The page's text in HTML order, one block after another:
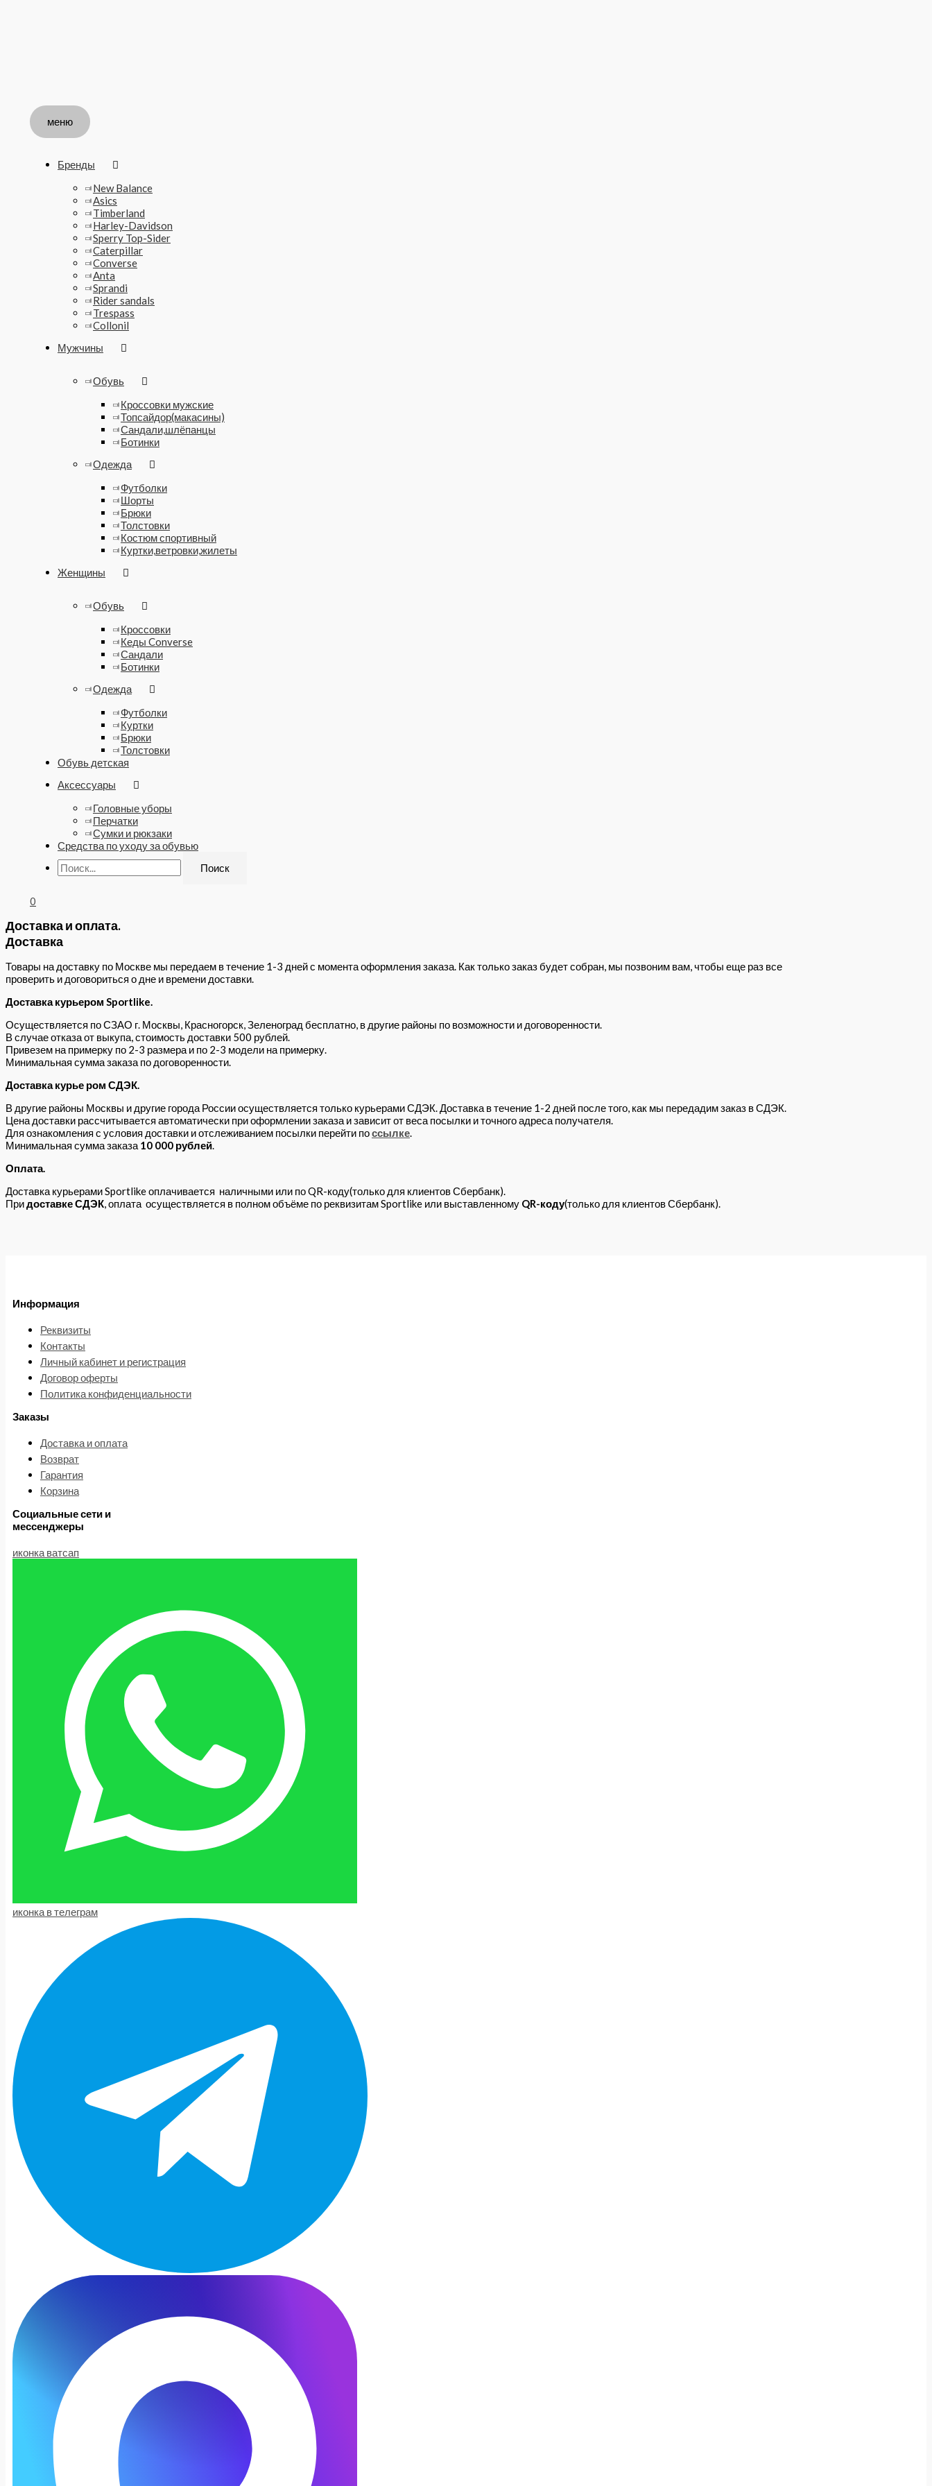
меню
Бренды
New Balance
Asics
Timberland
Harley-Davidson
Sperry Top-Sider
Caterpillar
Converse
Anta
Sprandi
Rider sandals
Trespass
Collonil
Мужчины
Обувь
Кроссовки мужские
Топсайдор(макасины)
Сандали,шлёпанцы
Ботинки
Одежда
Футболки
Шорты
Брюки
Толстовки
Костюм спортивный
Куртки,ветровки,жилеты
Женщины
Обувь
Кроссовки
Кеды Converse
Сандали
Ботинки
Одежда
Футболки
Куртки
Брюки
Толстовки
Обувь детская
Аксессуары
Головные уборы
Перчатки
Сумки и рюкзаки
Средства по уходу за обувью
0
Доставка и оплата.
Доставка
Товары на доставку по Москве мы передаем в течение 1-3 дней с момента оформления заказа. Как только заказ будет собран, мы позвоним вам, чтобы еще раз все
проверить и договориться о дне и времени доставки.
Доставка курьером Sportlike.
Осуществляется по СЗАО г. Москвы, Красногорск, Зеленоград бесплатно, в другие районы по возможности и договоренности.
В случае отказа от выкупа, стоимость доставки 500 рублей.
Привезем на примерку по 2-3 размера и по 2-3 модели на примерку.
Минимальная сумма заказа по договоренности.
Доставка курье ром СДЭК.
В другие районы Москвы и другие города России осуществляется только курьерами СДЭК. Доставка в течение 1-2 дней после того, как мы передадим заказ в СДЭК.
Цена доставки рассчитывается автоматически при оформлении заказа и зависит от веса посылки и точного адреса получателя.
Для ознакомления с условия доставки и отслеживанием посылки перейти поссылке.
Минимальная сумма заказа 10 000 рублей.
Оплата.
Доставка курьерами Sportlike оплачивается наличными или по QR-коду(только для клиентов Сбербанк).
Придоставке СДЭК, оплата осуществляется в полном объёме по реквизитам Sportlike или выставленному QR-коду(только для клиентов Сбербанк).
Информация
Реквизиты
Контакты
Личный кабинет и регистрация
Договор оферты
Политика конфиденциальности
Заказы
Доставка и оплата
Возврат
Гарантия
Корзина
Социальные сети и
мессенджеры
иконка ватсап
иконка в телеграм